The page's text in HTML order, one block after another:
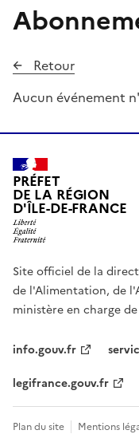
Retour
Aucun événement
PRÉFET
DE LA RÉGION
D'ÎLE-DE-FRANCE
Site officiel de la
de l'Alimentation, de
ministère en charge
info.gouv.fr
legifrance.gouv.fr
Plan du site Mentions